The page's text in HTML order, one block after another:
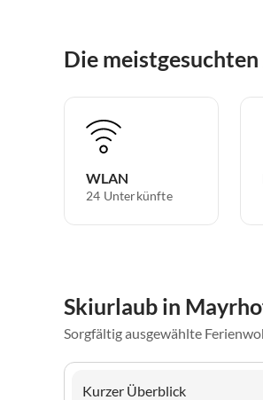
Die
WLAN
24 Unterkünfte
Skiurlaub in
Sorgfältig ausgewählte
Kurzer Überblick